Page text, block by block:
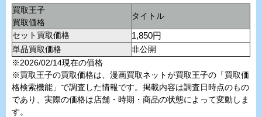
買取王子
買取価格
タイトル
セット買取価格
1,850円
単品買取価格
非公開
※2026/02/14現在の価格
※買取王子の買取価格は、漫画買取ネットが買取王子の「買取価
格検索機能」で調査した情報です。掲載内容は調査日時点のもの
であり、実際の価格は店舗・時期・商品の状態によって変動しま
す。